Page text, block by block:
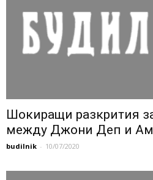
Шокиращи разкрития
между Джони Деп и
budilnik - 10/07/2020